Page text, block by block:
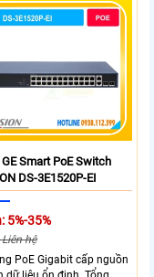
hoạt. Hỗ trợ truyền PoE
lên đến 300 mét.
Smart PoE Switch
DS-3E1520P-EI
5%-35%
hệ
PoE Gigabit cấp nguồn